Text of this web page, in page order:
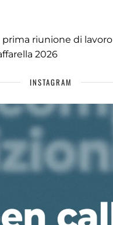
prima riunione di lavoro
2026
INSTAGRAM